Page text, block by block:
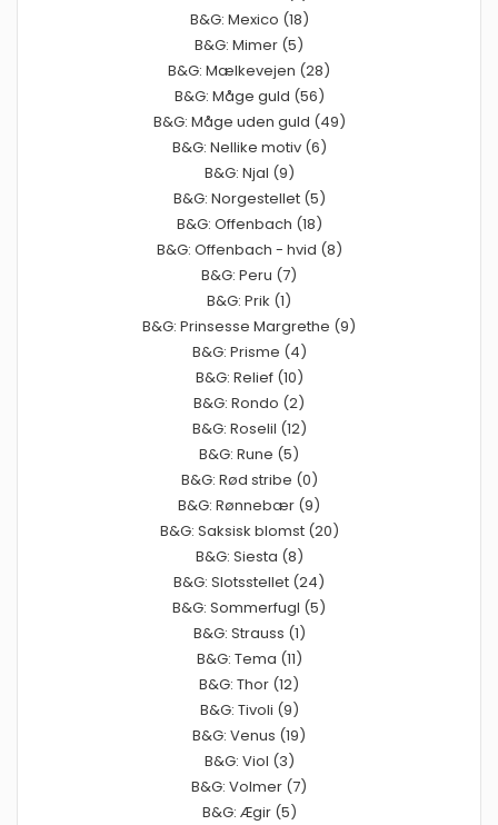
B&G: Mexico (18)
B&G: Mimer (5)
B&G: Mælkevejen (28)
B&G: Måge guld (56)
B&G: Måge uden guld (49)
B&G: Nellike motiv (6)
B&G: Njal (9)
B&G: Norgestellet (5)
B&G: Offenbach (18)
B&G: Offenbach - hvid (8)
B&G: Peru (7)
B&G: Prik (1)
B&G: Prinsesse Margrethe (9)
B&G: Prisme (4)
B&G: Relief (10)
B&G: Rondo (2)
B&G: Roselil (12)
B&G: Rune (5)
B&G: Rød stribe (0)
B&G: Rønnebær (9)
B&G: Saksisk blomst (20)
B&G: Siesta (8)
B&G: Slotsstellet (24)
B&G: Sommerfugl (5)
B&G: Strauss (1)
B&G: Tema (11)
B&G: Thor (12)
B&G: Tivoli (9)
B&G: Venus (19)
B&G: Viol (3)
B&G: Volmer (7)
B&G: Ægir (5)